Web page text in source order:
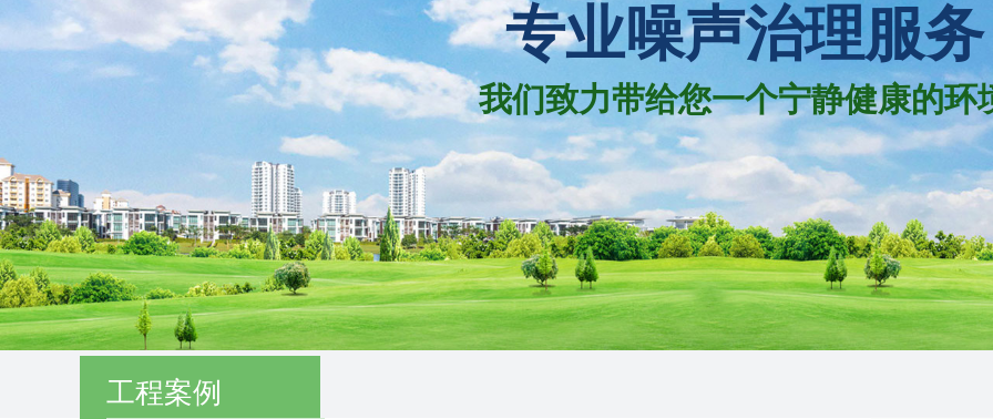
专业噪声治理服​务
我们致力带给您一个宁静健康的​环
工程案例